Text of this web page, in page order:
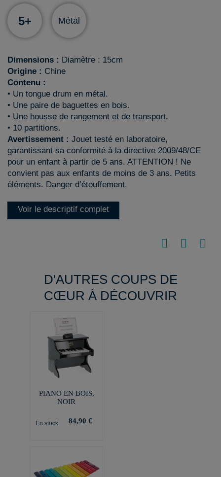
5+ Métal
Dimensions : Diamètre : 15cm
Origine : Chine
Contenu :
• Un tongue drum en métal.
• Une paire de baguettes en bois.
• Une housse de rangement et de transport.
• 10 partitions.
Avertissement : Jouet testé en laboratoire,
garantissant sa conformité à la directive 2009/48/CE
pour un enfant à partir de 5 ans. ATTENTION ! Ne
convient pas aux enfants de moins de 3 ans. Petits
éléments. Danger d’étouffement.
Voir le descriptif complet
D'AUTRES COUPS DE
CŒUR À DÉCOUVRIR
PIANO EN BOIS,
NOIR
En stock 84,90 €